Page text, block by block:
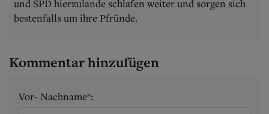
und SPD hierzulande schlafen weiter und sorgen sich
bestenfalls um ihre Pfründe.
Kommentar hinzufügen
Vor- Nachname*: